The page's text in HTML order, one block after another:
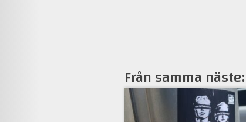
Från samma näste: